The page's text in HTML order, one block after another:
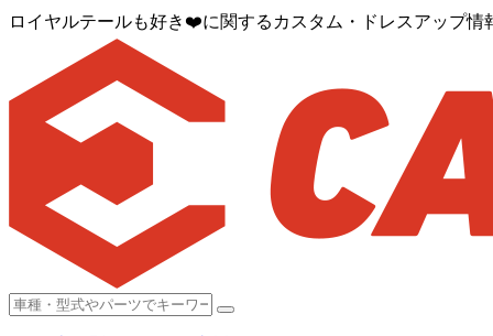
ロイヤルテールも好き❤️に関するカスタム・ドレスアップ情